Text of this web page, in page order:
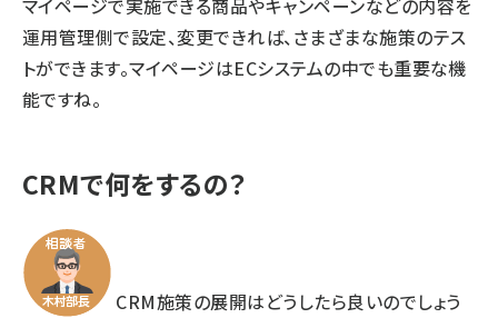
マイページで実施できる商品やキャンペーンなどの内容を
運用管理側で設定、変更できれば、さまざまな施策のテス
トができます。マイページはECシステムの中でも重要な機
能ですね。
CRMで何をするの？
CRM施策の展開はどうしたら良いのでしょう